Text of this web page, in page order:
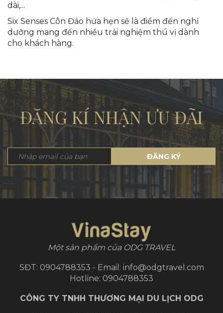
dài,...
Six Senses Côn Đảo hứa hẹn sẽ là điểm đến nghỉ
dưỡng mang đến nhiều trải nghiệm thú vị dành
cho khách hàng.
ĐĂNG KÍ NHẬN ƯU ĐÃI
ĐĂNG KÝ
Một sản phẩm của ODG TRAVEL
SĐT: 0904788353 - Email: info@odgtravel.com
Hotline: 0904788353
CÔNG TY TNHH THƯƠNG MẠI DU LỊCH ODG